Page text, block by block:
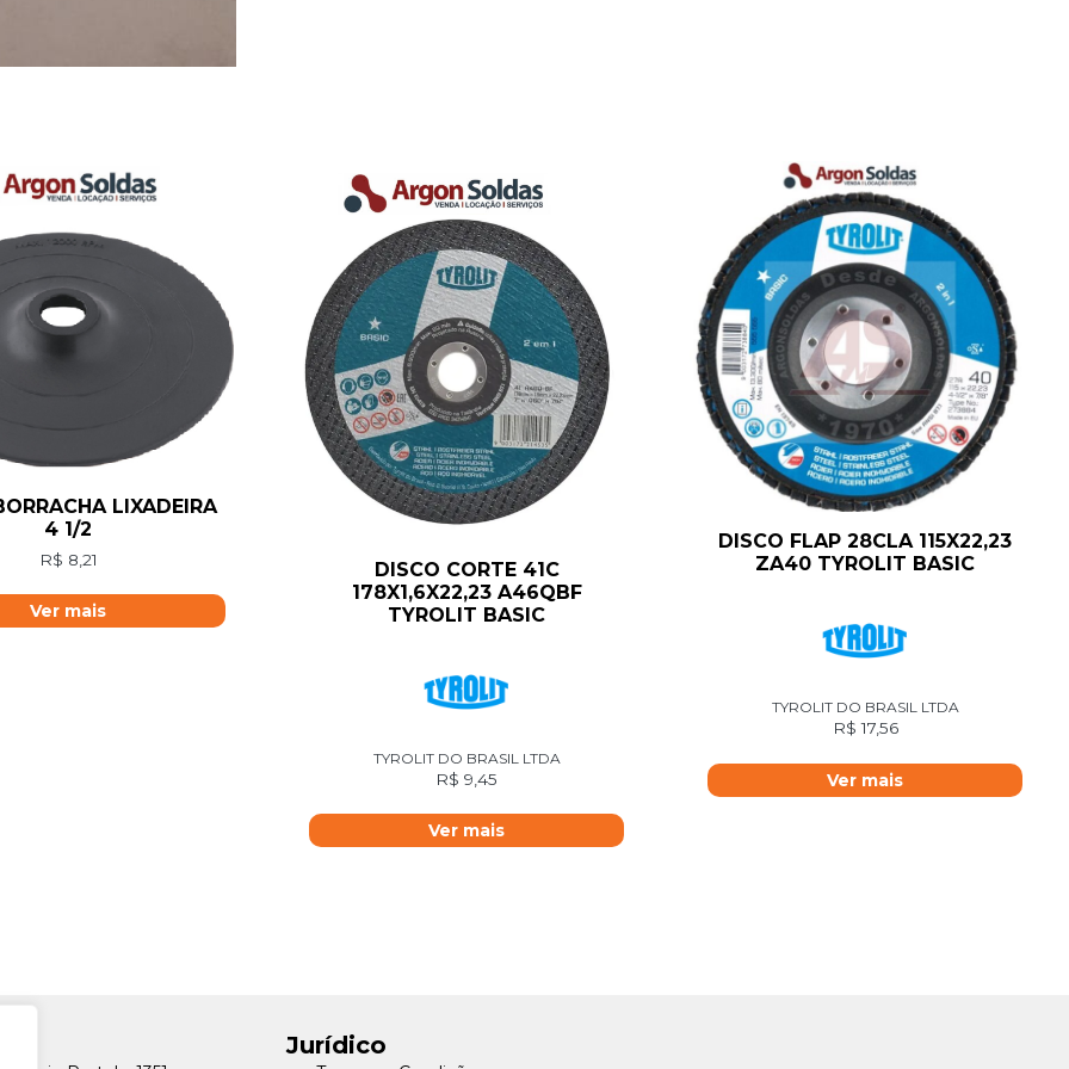
LIXADEIRA
4 1/2
R$ 8,21
Ver mais
DISCO CORTE 41C
178X1,6X22,23 A46QBF
TYROLIT BASIC
TYROLIT DO BRASIL LTDA
R$ 9,45
Ver mais
DISCO FLAP 28CLA 115X22,23
ZA40 TYROLIT BASIC
TYROLIT DO BRASIL LTDA
R$ 17,56
Ver mais
Jurídico